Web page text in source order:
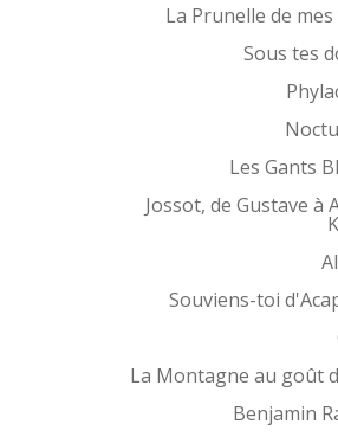
La Prunelle de mes
Sous tes
Les Gants
Jossot, de Gustave à
Souviens-toi
La Montagne au goût
Benjamin